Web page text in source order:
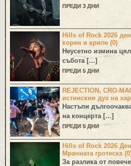
ПРЕДИ 3 ДНИ
Hills of Rock 2026
корен и криле (0)
Неусетно измина
събота […]
ПРЕДИ 5 ДНИ
REJECTION, CRO-
истинския дух на
Настъпи
на концерта […]
ПРЕДИ 5 ДНИ
Hills of Rock 2026
Мрачната гротеска
За разлика от